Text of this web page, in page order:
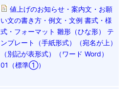
値上げのお知らせ・案内文・お願
い文の書き方・例文・文例 書式・様
式・フォーマット 雛形（ひな形） テ
ンプレート（手紙形式）（宛名が上）
（別記が表形式）（ワード Word）
01（標準①）